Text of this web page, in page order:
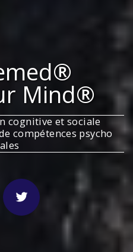
Mind®
cognitive et sociale
compétences psycho